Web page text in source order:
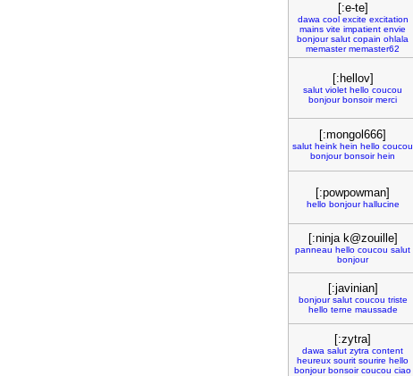
[:e-te]
dawa cool excite excitation
mains vite impatient envie
bonjour salut copain ohlala
memaster memaster62
[:hellov]
salut violet hello coucou
bonjour bonsoir merci
[:mongol666]
salut heink hein hello coucou
bonjour bonsoir hein
[:powpowman]
hello bonjour hallucine
[:ninja k@zouille]
panneau hello coucou salut
bonjour
[:javinian]
bonjour salut coucou triste
hello terne maussade
[:zytra]
dawa salut zytra content
heureux sourit sourire hello
bonjour bonsoir coucou ciao